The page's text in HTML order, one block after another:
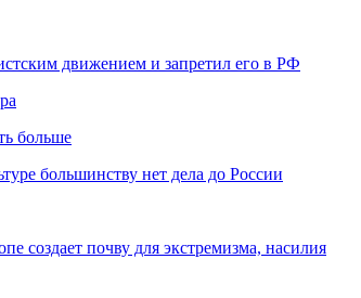
движением и запретил его в РФ
больше
большинству нет дела до России
создает почву для экстремизма, насилия